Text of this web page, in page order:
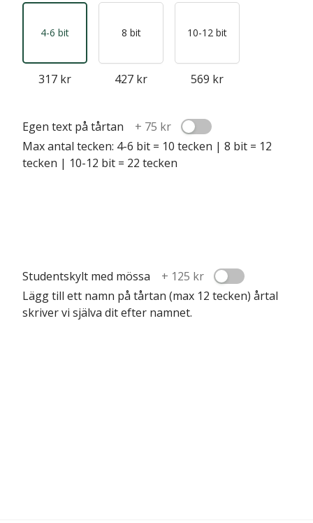
4-6 bit
317 kr
8 bit
427 kr
10-12 bit
569 kr
Egen text på tårtan + 75 kr
Max antal tecken: 4-6 bit = 10 tecken | 8 bit = 12
tecken | 10-12 bit = 22 tecken
Studentskylt med mössa + 125 kr
Lägg till ett namn på tårtan (max 12 tecken) årtal
skriver vi själva dit efter namnet.